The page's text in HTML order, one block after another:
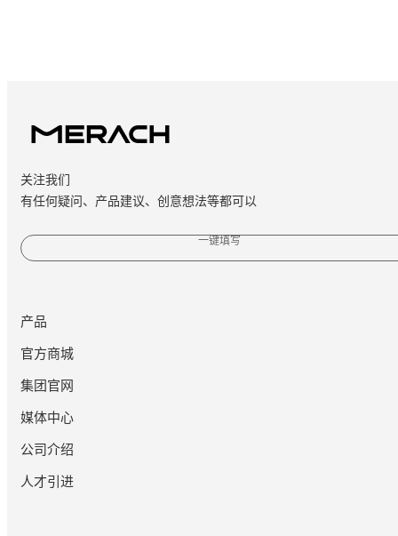
关注我们
有任何疑问、产品建议、创意想法等都可以
一键填写
产品
官方商城
集团官网
媒体中心
公司介绍
人才引进